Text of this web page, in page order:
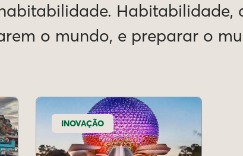
Habitabilidade,
o mundo, e preparar o
INOVAÇÃO